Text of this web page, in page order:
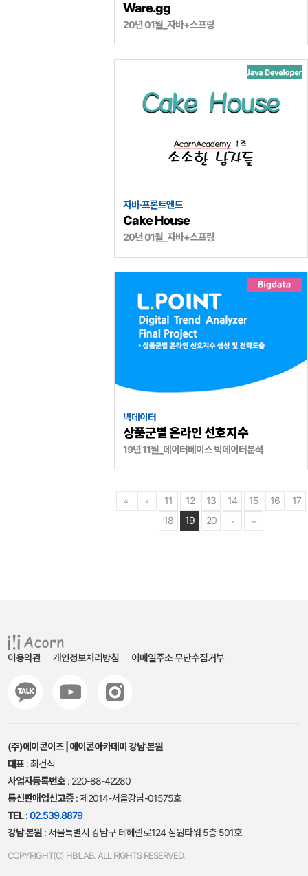
Ware.gg
20년 01월_자바+스프링
자바·프론트엔드
Cake House
20년 01월_자바+스프링
빅데이터
상품군별 온라인 선호지수
19년 11월_데이터베이스 빅데이터분석
11 12 13 14 15 16
17
18
19 20
이용약관 개인정보처리방침 이메일주소 무단수집거부
(주)에이콘이즈 | 에이콘아카데미 강남 본원
대표 : 최건식
사업자등록번호 : 220-88-42280
통신판매업신고증 : 제2014-서울강남-01575호
TEL:02.539.8879
강남 본원 : 서울특별시 강남구 테헤란로124 삼원타워 5층 501호
COPYRIGHT(C) HBILAB. ALL RIGHTS RESERVED.